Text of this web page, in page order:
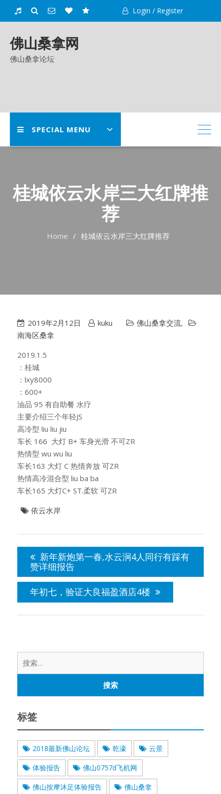
Login / Register
佛山桑拿网
佛山桑拿论坛
SPECIAL MENU
桂城依云水岸三大红牌推
荐
Home 桂城依云水岸三大红牌推荐
2019年2月12日 kuku 佛山桑拿交流,
南海区桑拿
2019.1.5
：桂城
：lxy8000
：600+
油品 95 有自助餐 水疗
主要介绍三个年轻JS
高冷型 liu liu jiu
车长 166 大灯 B+ 车身光滑 不可ZR
热情型 wu wu liu
车长163 大灯 C 热情奔放 可ZR
热情高冷混合型 liu ba ba
车长165 大灯C+ ST.柔软 可ZR
依云水岸
航
新年新炮第一春,水云涧4人同行有踩有
赞详细报告
年初七，验证大良福盈酒店4楼
标签
2018最新佛山论坛 乾濠 云景
体验报告 佛山0757d飞机网
佛山按摩沐足体验报告 佛山桑拿